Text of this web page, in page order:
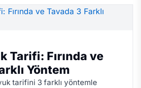
Tarifi: Fırında ve
Yöntem
tarifini 3 farklı yöntemle